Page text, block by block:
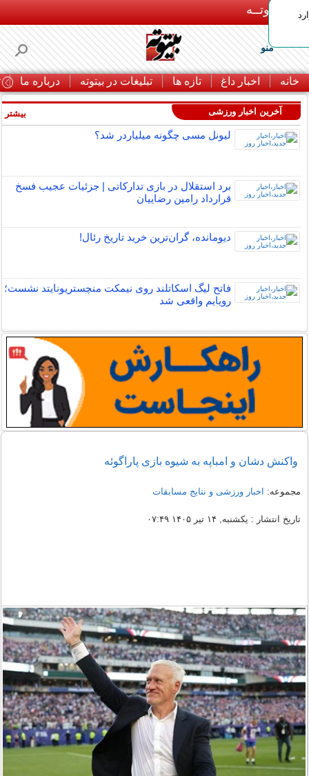
بـیتوتــه
منو
خانه اخبار داغ تازه ها تبلیغات در بیتوته درباره ما
آخرین اخبار ورزشی
لیونل مسی چگونه میلیاردر شد؟
برد استقلال در بازی تدارکاتی | جزئیات عجیب فسخ
قرارداد رامین رضاییان
دیومانده، گران‌ترین خرید تاریخ رئال!
فاتح لیگ اسکاتلند روی نیمکت منچستریونایتد نشست؛
رویایم واقعی شد
بیشتر
واکنش دشان و امباپه به شیوه بازی پاراگوئه
مجموعه: اخبار ورزشی و نتایج مسابقات
تاریخ انتشار : یکشنبه, ۱۴ تیر ۱۴۰۵ ۰۷:۴۹